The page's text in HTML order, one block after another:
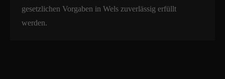
gesetzlichen Vorgaben in Wels zuverlässig erfüllt
werden.